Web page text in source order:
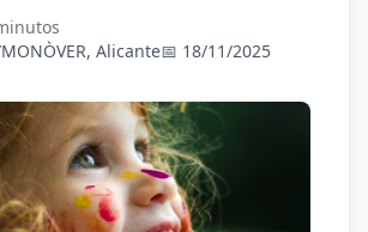
Alicante📅 18/11/2025